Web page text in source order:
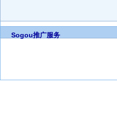
Sogou推广服务